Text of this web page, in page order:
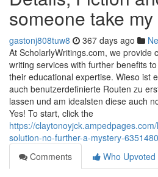
someone take
gastonj808tuw8 367 days ago
At ScholarlyWritings.com, we provide
writing services with further benefits
their educational expertise. Wieso ist
auch benutzerdefinierte Routen zu
lassen und am idealsten diese auch
Yes! To start, click the
https://
solution-no-further-a-mystery-
Comments
Who Upvoted